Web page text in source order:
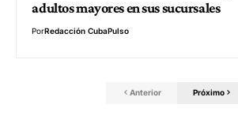
adultos mayores en sus sucursales
PorRedacción CubaPulso
Anterior Próximo